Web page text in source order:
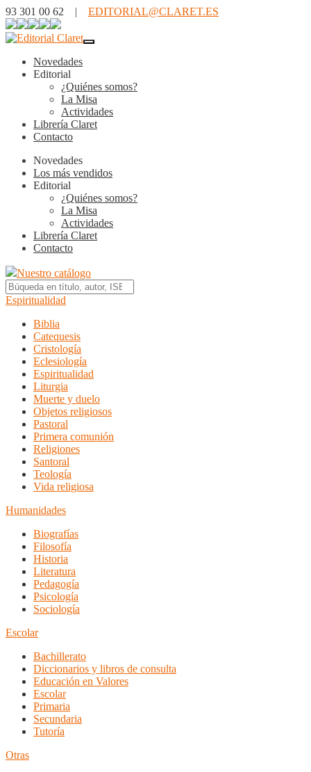
93 301 00 62 | EDITORIAL@CLARET.ES
Novedades
Editorial
¿Quiénes somos?
La Misa
Actividades
Librería Claret
Contacto
Novedades
Los más vendidos
Editorial
¿Quiénes somos?
La Misa
Actividades
Librería Claret
Contacto
Nuestro catálogo
Espiritualidad
Biblia
Catequesis
Cristología
Eclesiología
Espiritualidad
Liturgia
Muerte y duelo
Objetos religiosos
Pastoral
Primera comunión
Religiones
Santoral
Teología
Vida religiosa
Humanidades
Biografías
Filosofía
Historia
Literatura
Pedagogía
Psicología
Sociología
Escolar
Bachillerato
Diccionarios y libros de consulta
Educación en Valores
Escolar
Primaria
Secundaria
Tutoría
Otras